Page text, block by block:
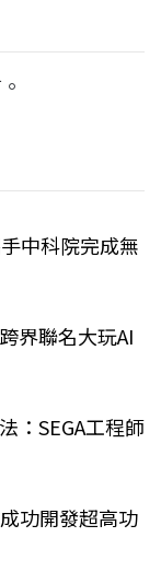
中科院完成無
界聯名大玩AI
：SEGA工程師
功開發超高功